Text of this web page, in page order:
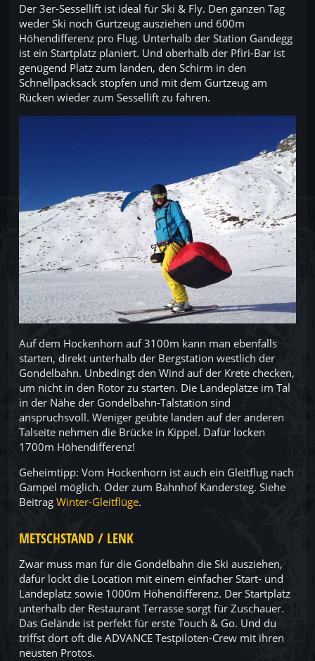
Der 3er-Sessellift ist ideal für Ski & Fly. Den ganzen Tag
weder Ski noch Gurtzeug ausziehen und 600m
Höhendifferenz pro Flug. Unterhalb der Station Gandegg
ist ein Startplatz planiert. Und oberhalb der Pfiri-Bar ist
genügend Platz zum landen, den Schirm in den
Schnellpacksack stopfen und mit dem Gurtzeug am
Rücken wieder zum Sessellift zu fahren.
Auf dem Hockenhorn auf 3100m kann man ebenfalls
starten, direkt unterhalb der Bergstation westlich der
Gondelbahn. Unbedingt den Wind auf der Krete checken,
um nicht in den Rotor zu starten. Die Landeplätze im Tal
in der Nähe der Gondelbahn-Talstation sind
anspruchsvoll. Weniger geübte landen auf der anderen
Talseite nehmen die Brücke in Kippel. Dafür locken
1700m Höhendifferenz!
Geheimtipp: Vom Hockenhorn ist auch ein Gleitflug nach
Gampel möglich. Oder zum Bahnhof Kandersteg. Siehe
Beitrag Winter-Gleitflüge.
METSCHSTAND / LENK
Zwar muss man für die Gondelbahn die Ski ausziehen,
dafür lockt die Location mit einem einfacher Start- und
Landeplatz sowie 1000m Höhendifferenz. Der Startplatz
unterhalb der Restaurant Terrasse sorgt für Zuschauer.
Das Gelände ist perfekt für erste Touch & Go. Und du
triffst dort oft die ADVANCE Testpiloten-Crew mit ihren
neusten Protos.